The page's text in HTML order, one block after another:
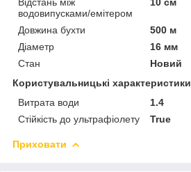
водовипусками/емітером
Довжина бухти
500 м
Діаметр
16 мм
Стан
Новий
Користувальницькі характеристики
Витрата води
1.4
Стійкість до ультрафіолету
True
Приховати